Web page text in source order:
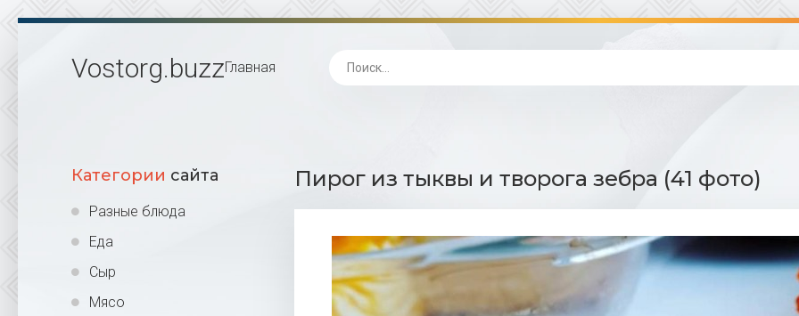
Vostorg.buzzГлавная
Категории сайта
Разные блюда
Еда
Сыр
Мясо
Пирог из тыквы и творога зебра (41 фото)